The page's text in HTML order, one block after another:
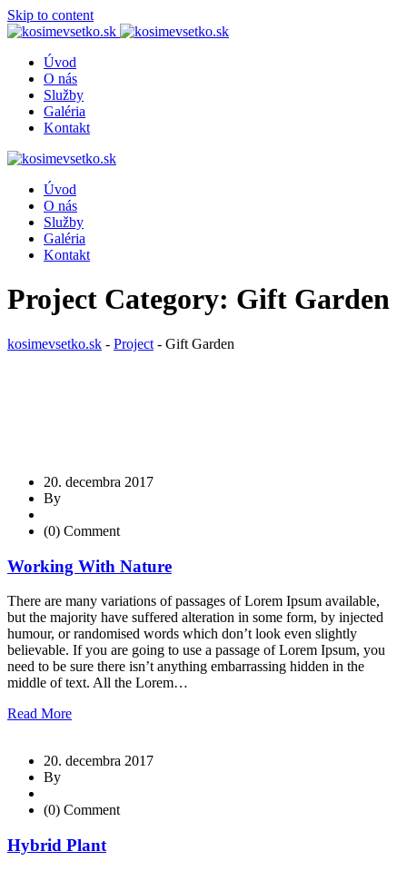
Skip to content
Úvod
O nás
Služby
Galéria
Kontakt
Úvod
O nás
Služby
Galéria
Kontakt
Project Category: Gift Garden
kosimevsetko.sk - Project - Gift Garden
20. decembra 2017
By
(0) Comment
Working With Nature
There are many variations of passages of Lorem Ipsum available,
but the majority have suffered alteration in some form, by injected
humour, or randomised words which don’t look even slightly
believable. If you are going to use a passage of Lorem Ipsum, you
need to be sure there isn’t anything embarrassing hidden in the
middle of text. All the Lorem…
Read More
20. decembra 2017
By
(0) Comment
Hybrid Plant